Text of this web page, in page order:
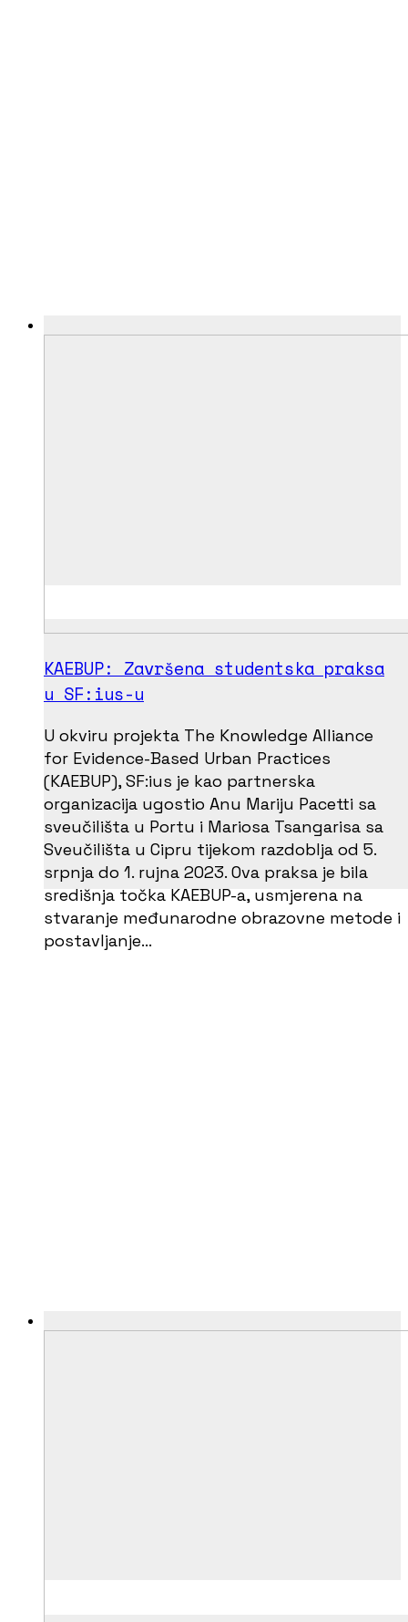
KAEBUP: Završena studentska praksa
u SF:ius-u
U okviru projekta The Knowledge Alliance
for Evidence-Based Urban Practices
(KAEBUP), SF:ius je kao partnerska
organizacija ugostio Anu Mariju Pacetti sa
sveučilišta u Portu i Mariosa Tsangarisa sa
Sveučilišta u Cipru tijekom razdoblja od 5.
srpnja do 1. rujna 2023. Ova praksa je bila
središnja točka KAEBUP-a, usmjerena na
stvaranje međunarodne obrazovne metode i
postavljanje…